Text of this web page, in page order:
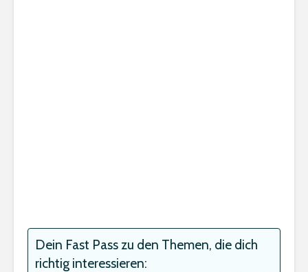
Dein Fast Pass zu den Themen, die dich
richtig interessieren: